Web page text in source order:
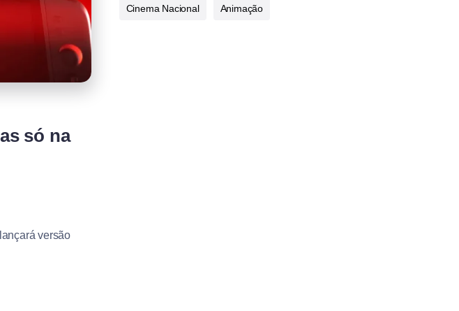
só na
versão
Cinema Nacional Animação